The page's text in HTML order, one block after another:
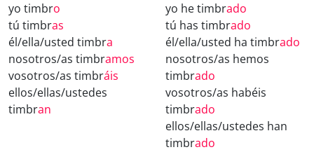
yo timbro
tú timbras
él/ella/usted timbra
nosotros/as timbramos
vosotros/as timbráis
ellos/ellas/ustedes
timbran
yo he timbrado
tú has timbrado
él/ella/usted ha timbrado
nosotros/as hemos
timbrado
vosotros/as habéis
timbrado
ellos/ellas/ustedes han
timbrado